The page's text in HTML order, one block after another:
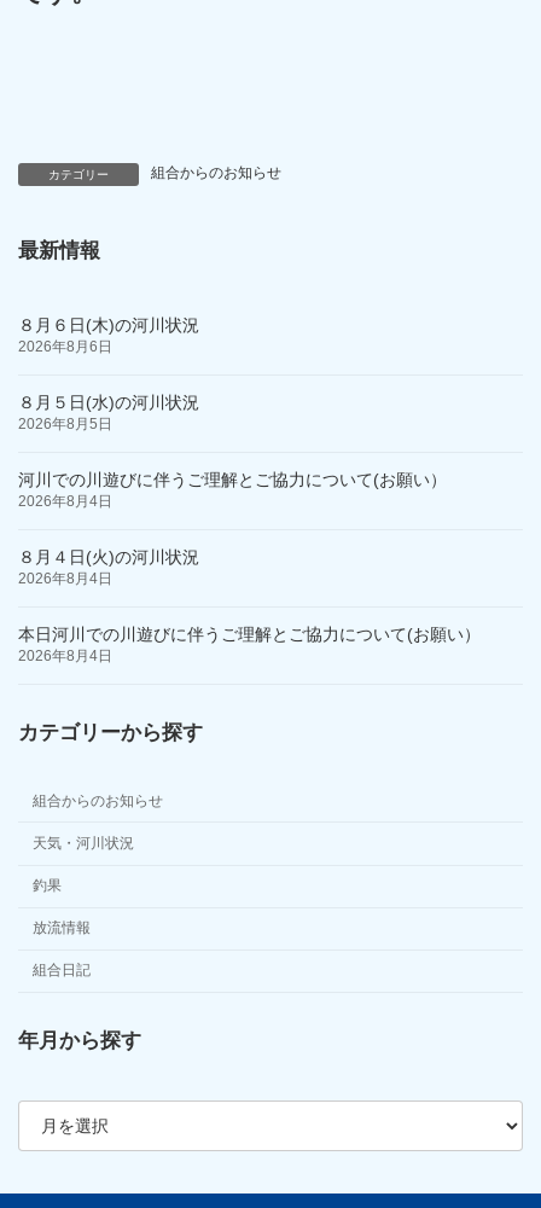
カテゴリー 組合からのお知らせ
最新情報
８月６日(木)の河川状況
2026年8月6日
８月５日(水)の河川状況
2026年8月5日
河川での川遊びに伴うご理解とご協力について(お願い）
2026年8月4日
８月４日(火)の河川状況
2026年8月4日
本日河川での川遊びに伴うご理解とご協力について(お願い）
2026年8月4日
カテゴリーから探す
組合からのお知らせ
天気・河川状況
釣果
放流情報
組合日記
年月から探す
ア